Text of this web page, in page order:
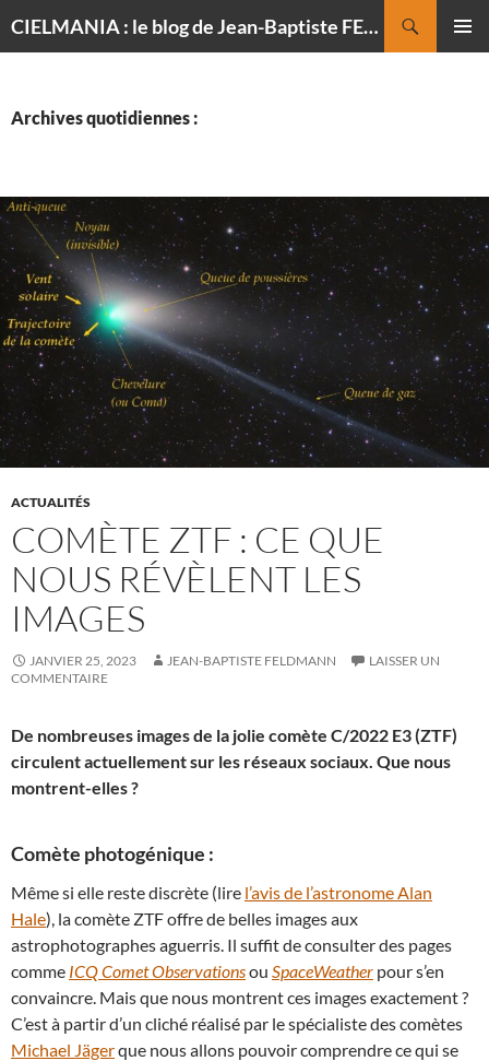
CIELMANIA : le blog de Jean-Baptiste FELDMANN, photographe du ciel
Archives quotidiennes :
ACTUALITÉS
COMÈTE ZTF : CE QUE
NOUS RÉVÈLENT LES
IMAGES
JANVIER 25, 2023 JEAN-BAPTISTE FELDMANN
LAISSER UN
COMMENTAIRE
De nombreuses images de la jolie comète C/2022 E3 (ZTF)
circulent actuellement sur les réseaux sociaux. Que nous
montrent-elles ?
Comète photogénique :
Même si elle reste discrète (lire l’avis de l’astronome Alan
Hale), la comète ZTF offre de belles images aux
astrophotographes aguerris. Il suffit de consulter des pages
comme ICQ Comet Observationsou SpaceWeather pour s’en
convaincre. Mais que nous montrent ces images exactement ?
C’est à partir d’un cliché réalisé par le spécialiste des comètes
Michael Jägerque nous allons pouvoir comprendre ce qui se